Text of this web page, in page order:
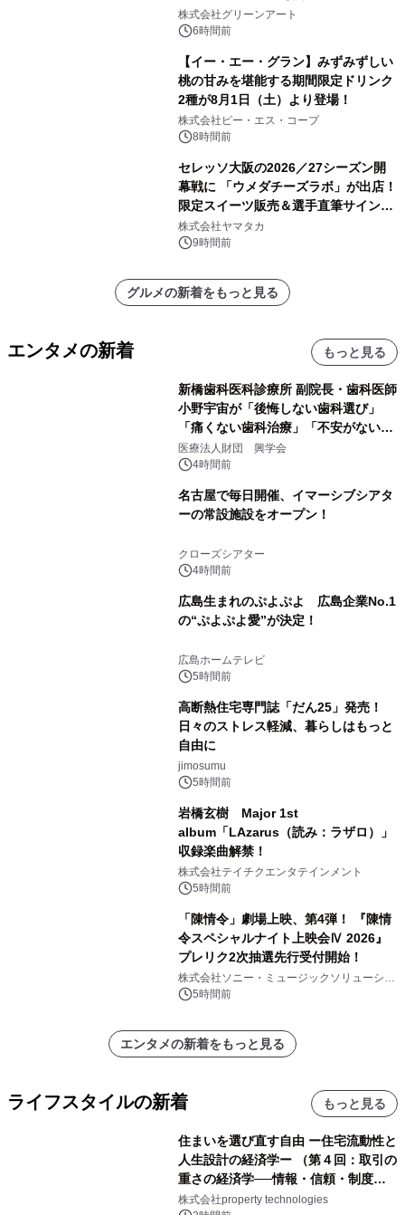
株式会社グリーンアート
6時間前
【イー・エー・グラン】みずみずしい
桃の甘みを堪能する期間限定ドリンク
2種が8月1日（土）より登場！
株式会社ピー・エス・コープ
8時間前
セレッソ大阪の2026／27シーズン開
幕戦に 「ウメダチーズラボ」が出店！
限定スイーツ販売＆選手直筆サイング
ッズが当たる抽選会を 8月8日に開催
株式会社ヤマタカ
9時間前
グルメの新着をもっと見る
エンタメの新着 もっと見る
新橋歯科医科診療所 副院長・歯科医師
小野宇宙が「後悔しない歯科選び」
「痛くない歯科治療」「不安がない治
療計画」をテーマに専門監修
医療法人財団 興学会
4時間前
名古屋で毎日開催、イマーシブシアタ
ーの常設施設をオープン！
クローズシアター
4時間前
広島生まれのぷよぷよ 広島企業No.1
の“ぷよぷよ愛”が決定！
広島ホームテレビ
5時間前
高断熱住宅専門誌「だん25」発売！
日々のストレス軽減、暮らしはもっと
自由に
jimosumu
5時間前
岩橋玄樹 Major 1st
album「LAzarus（読み：ラザロ）」
収録楽曲解禁！
株式会社テイチクエンタテインメント
5時間前
「陳情令」劇場上映、第4弾！ 『陳情
令スペシャルナイト上映会Ⅳ 2026』
プレリク2次抽選先行受付開始！
株式会社ソニー・ミュージックソリューショ
ンズ5時間前
エンタメの新着をもっと見る
ライフスタイルの新着 もっと見る
住まいを選び直す自由 ー住宅流動性と
人生設計の経済学ー （第４回：取引の
重さの経済学──情報・信頼・制度を
PropTechはどう組み替えるか）｜
株式会社property technologies